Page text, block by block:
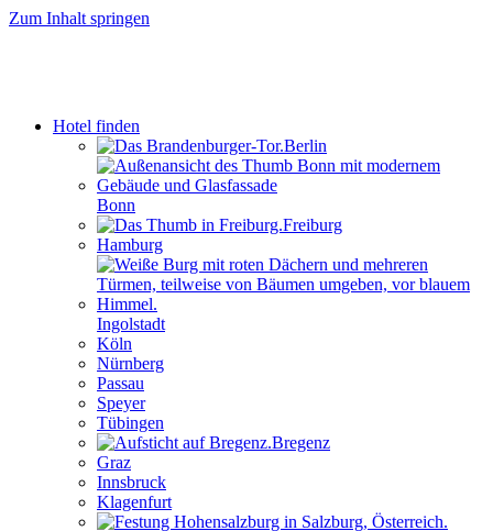
Zum Inhalt springen
Hotel finden
Berlin
Bonn
Freiburg
Hamburg
Ingolstadt
Köln
Nürnberg
Passau
Speyer
Tübingen
Bregenz
Graz
Innsbruck
Klagenfurt